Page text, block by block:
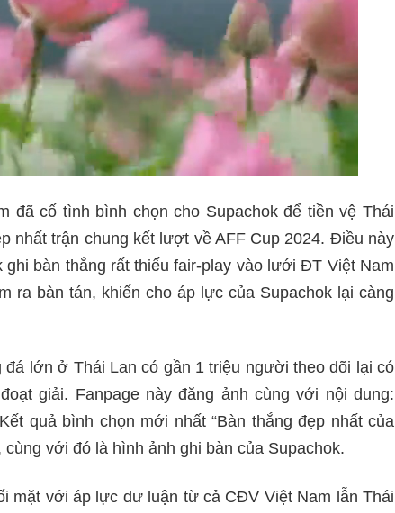
đã cố tình bình chọn cho Supachok để tiền vệ Thái
nhất trận chung kết lượt về AFF Cup 2024. Điều này
ghi bàn thắng rất thiếu fair-play vào lưới ĐT Việt Nam
ra bàn tán, khiến cho áp lực của Supachok lại càng
đá lớn ở Thái Lan có gần 1 triệu người theo dõi lại có
giải. Fanpage này đăng ảnh cùng với nội dung:
quả bình chọn mới nhất “Bàn thắng đẹp nhất của
cùng với đó là hình ảnh ghi bàn của Supachok.
mặt với áp lực dư luận từ cả CĐV Việt Nam lẫn Thái